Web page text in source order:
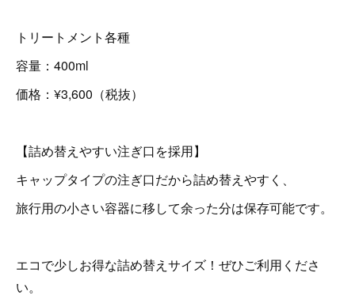
トリートメント各種
容量：400ml
価格：¥3,600（税抜）
【詰め替えやすい注ぎ口を採用】
キャップタイプの注ぎ口だから詰め替えやすく、
旅行用の小さい容器に移して余った分は保存可能です。
エコで少しお得な詰め替えサイズ！ぜひご利用くださ
い。